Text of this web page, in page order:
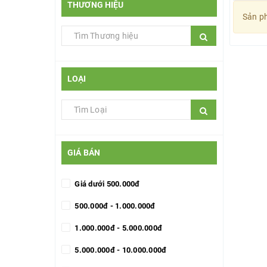
THƯƠNG HIỆU
LOẠI
GIÁ BÁN
Giá dưới 500.000đ
500.000đ - 1.000.000đ
1.000.000đ - 5.000.000đ
5.000.000đ - 10.000.000đ
Sản